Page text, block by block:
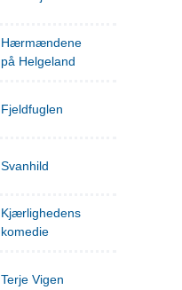
Hærmændene
på Helgeland
Fjeldfuglen
Svanhild
Kjærlighedens
komedie
Terje Vigen